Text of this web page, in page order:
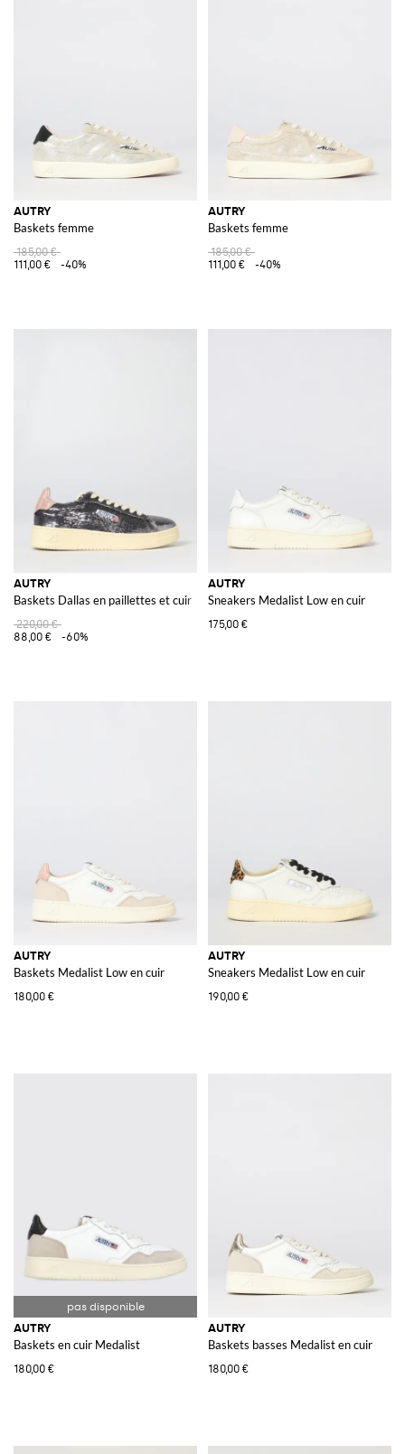
AUTRY
Baskets femme
185,00 €
111,00 €
-40%
AUTRY
Baskets femme
185,00 €
111,00 €
-40%
AUTRY
Baskets Dallas en paillettes et cuir
220,00 €
88,00 €
-60%
AUTRY
Sneakers Medalist Low en cuir
175,00 €
AUTRY
Baskets Medalist Low en cuir
180,00 €
AUTRY
Sneakers Medalist Low en cuir
190,00 €
AUTRY
Baskets en cuir Medalist
180,00 €
AUTRY
Baskets basses Medalist en cuir
180,00 €